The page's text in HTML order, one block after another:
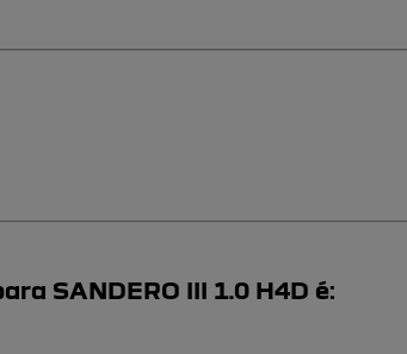
SANDERO III 1.0 H4D é: